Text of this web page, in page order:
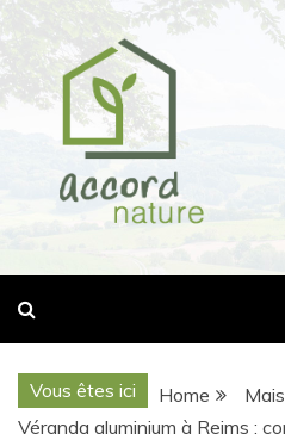
Skip
to
content
accord-
Vous êtes ici Home
Véranda aluminium à Reims :